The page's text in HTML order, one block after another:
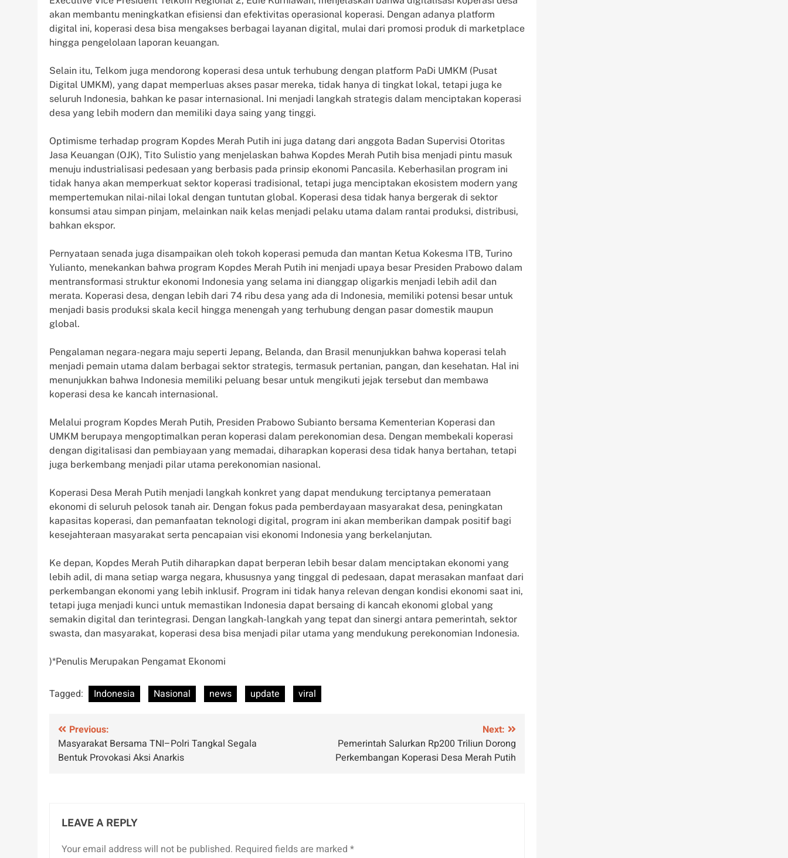
akan membantu meningkatkan efisiensi dan efektivitas operasional koperasi. Dengan adanya platform
digital ini, koperasi desa bisa mengakses berbagai layanan digital, mulai dari promosi produk di marketplace
hingga pengelolaan laporan keuangan.
Selain itu, Telkom juga mendorong koperasi desa untuk terhubung dengan platform PaDi UMKM (Pusat
Digital UMKM), yang dapat memperluas akses pasar mereka, tidak hanya di tingkat lokal, tetapi juga ke
seluruh Indonesia, bahkan ke pasar internasional. Ini menjadi langkah strategis dalam menciptakan koperasi
desa yang lebih modern dan memiliki daya saing yang tinggi.
Optimisme terhadap program Kopdes Merah Putih ini juga datang dari anggota Badan Supervisi Otoritas
Jasa Keuangan (OJK), Tito Sulistio yang menjelaskan bahwa Kopdes Merah Putih bisa menjadi pintu masuk
menuju industrialisasi pedesaan yang berbasis pada prinsip ekonomi Pancasila. Keberhasilan program ini
tidak hanya akan memperkuat sektor koperasi tradisional, tetapi juga menciptakan ekosistem modern yang
mempertemukan nilai-nilai lokal dengan tuntutan global. Koperasi desa tidak hanya bergerak di sektor
konsumsi atau simpan pinjam, melainkan naik kelas menjadi pelaku utama dalam rantai produksi, distribusi,
bahkan ekspor.
Pernyataan senada juga disampaikan oleh tokoh koperasi pemuda dan mantan Ketua Kokesma ITB, Turino
Yulianto, menekankan bahwa program Kopdes Merah Putih ini menjadi upaya besar Presiden Prabowo dalam
mentransformasi struktur ekonomi Indonesia yang selama ini dianggap oligarkis menjadi lebih adil dan
merata. Koperasi desa, dengan lebih dari 74 ribu desa yang ada di Indonesia, memiliki potensi besar untuk
menjadi basis produksi skala kecil hingga menengah yang terhubung dengan pasar domestik maupun
global.
Pengalaman negara-negara maju seperti Jepang, Belanda, dan Brasil menunjukkan bahwa koperasi telah
menjadi pemain utama dalam berbagai sektor strategis, termasuk pertanian, pangan, dan kesehatan. Hal ini
menunjukkan bahwa Indonesia memiliki peluang besar untuk mengikuti jejak tersebut dan membawa
koperasi desa ke kancah internasional.
Melalui program Kopdes Merah Putih, Presiden Prabowo Subianto bersama Kementerian Koperasi dan
UMKM berupaya mengoptimalkan peran koperasi dalam perekonomian desa. Dengan membekali koperasi
dengan digitalisasi dan pembiayaan yang memadai, diharapkan koperasi desa tidak hanya bertahan, tetapi
juga berkembang menjadi pilar utama perekonomian nasional.
Koperasi Desa Merah Putih menjadi langkah konkret yang dapat mendukung terciptanya pemerataan
ekonomi di seluruh pelosok tanah air. Dengan fokus pada pemberdayaan masyarakat desa, peningkatan
kapasitas koperasi, dan pemanfaatan teknologi digital, program ini akan memberikan dampak positif bagi
kesejahteraan masyarakat serta pencapaian visi ekonomi Indonesia yang berkelanjutan.
Ke depan, Kopdes Merah Putih diharapkan dapat berperan lebih besar dalam menciptakan ekonomi yang
lebih adil, di mana setiap warga negara, khususnya yang tinggal di pedesaan, dapat merasakan manfaat dari
perkembangan ekonomi yang lebih inklusif. Program ini tidak hanya relevan dengan kondisi ekonomi saat ini,
tetapi juga menjadi kunci untuk memastikan Indonesia dapat bersaing di kancah ekonomi global yang
semakin digital dan terintegrasi. Dengan langkah-langkah yang tepat dan sinergi antara pemerintah, sektor
swasta, dan masyarakat, koperasi desa bisa menjadi pilar utama yang mendukung perekonomian Indonesia.
)*Penulis Merupakan Pengamat Ekonomi
Tagged: Indonesia Nasional news update viral
Post
navigation
Previous:
Masyarakat Bersama TNI–Polri Tangkal Segala
Bentuk Provokasi Aksi Anarkis
Next:
Pemerintah Salurkan Rp200 Triliun Dorong
Perkembangan Koperasi Desa Merah Putih
LEAVE A REPLY
Your email address will not be published. Required fields are marked *